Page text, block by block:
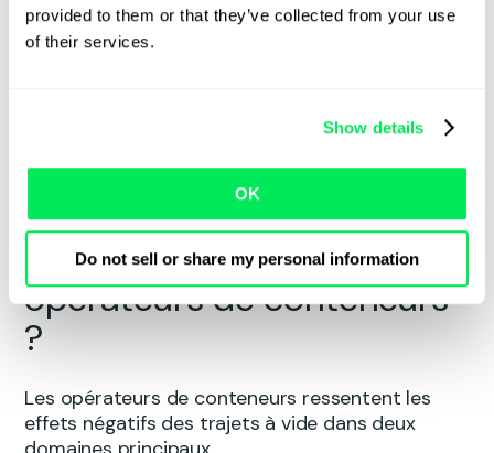
provided to them or that they’ve collected from your use
of their services.
Show details
OK
Do not sell or share my personal information
Tout cela rend la réutilisation plus complexe qu’il
» devient un casse-tête quotidien.
Quel est l’impact des
trajets à vide sur les
opérateurs de conteneurs
?
Les opérateurs de conteneurs ressentent les
effets négatifs des trajets à vide dans deux